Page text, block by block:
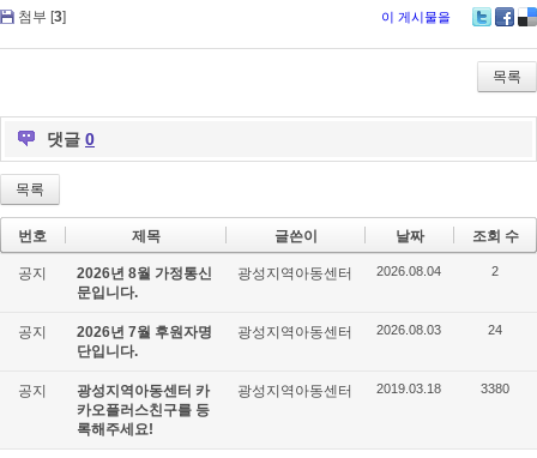
첨부 [3] 이 게시물을
bo
ok
ou
s
목록
댓글 0
목록
번호 제목 글쓴이 날짜 조회 수
공지
2026년 8월 가정통신
문입니다.
광성지역아동센터 2026.08.04 2
공지
2026년 7월 후원자명
단입니다.
광성지역아동센터 2026.08.03 24
공지
광성지역아동센터 카
카오플러스친구를 등
록해주세요!
광성지역아동센터 2019.03.18 3380